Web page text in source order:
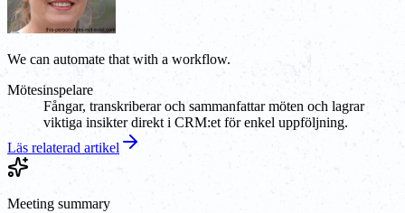
We can automate that with a workflow.
Mötesinspelare
Fångar, transkriberar och sammanfattar möten och lagrar
viktiga insikter direkt i CRM:et för enkel uppföljning.
Läs relaterad artikel
Meeting summary